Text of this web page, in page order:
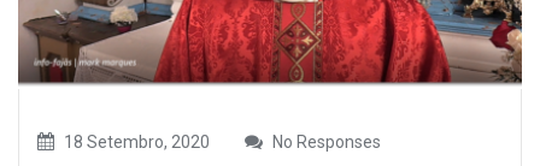
18 Setembro, 2020 No Responses